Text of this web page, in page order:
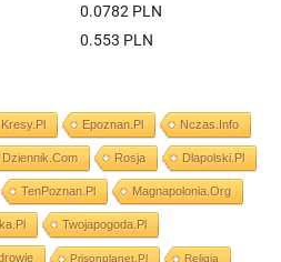
0.0782 PLN
0.553 PLN
Kresy.pl Epoznan.pl Nczas.info
Dziennik.com Rosja Dlapolski.pl
TenPoznan.pl Magnapolonia.org
Twojapogoda.pl
Prisonplanet.pl Religia